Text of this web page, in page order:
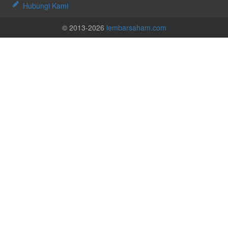
Hubungi Kami
© 2013-2026 lembarsaham.com